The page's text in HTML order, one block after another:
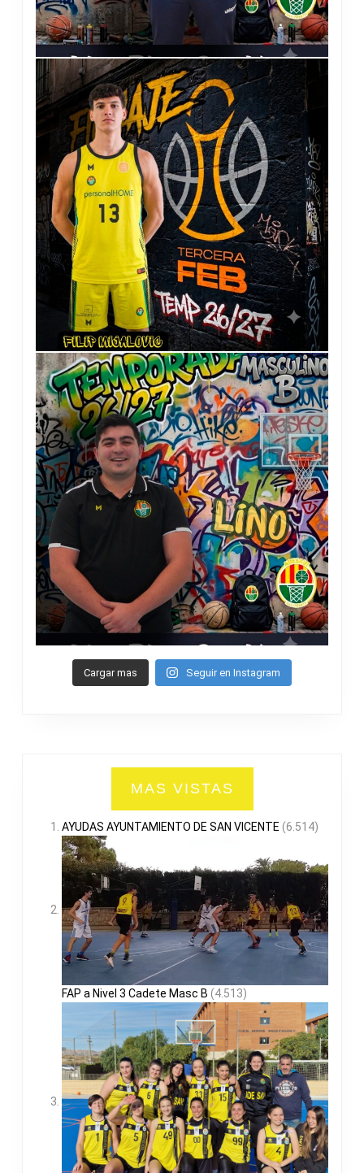
Cargar mas Seguir en Instagram
MAS VISTAS
AYUDAS AYUNTAMIENTO DE SAN VICENTE (6.514)
FAP a Nivel 3 Cadete Masc B (4.513)